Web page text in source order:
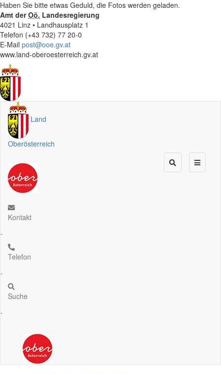
Haben Sie bitte etwas Geduld, die Fotos werden geladen.
Amt derOö. Landesregierung
4021 Linz • Landhausplatz 1
Telefon (+43 732) 77 20-0
E-Mail post@ooe.gv.at
www.land-oberoesterreich.gv.at
Land
Oberösterreich
Kontakt
.
Telefon
.
Suche
.